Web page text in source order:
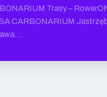
Trasy –
CARBONARIUM